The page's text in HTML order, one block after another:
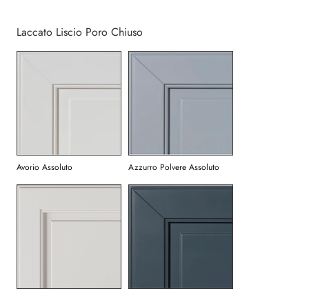
Laccato Liscio Poro Chiuso
Avorio Assoluto Azzurro Polvere Assoluto